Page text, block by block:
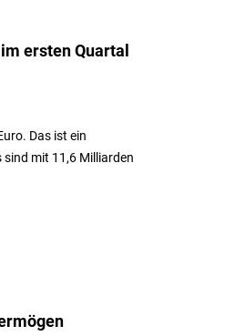
ersten Quartal
Das ist ein
mit 11,6 Milliarden